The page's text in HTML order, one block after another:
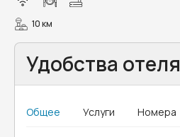
10 км
Удобства отеля
Общее Услуги Номера